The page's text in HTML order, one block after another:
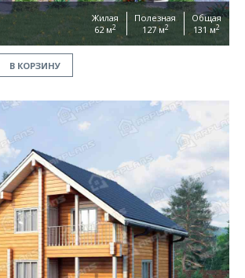
Жилая
62 м2
Полезная
127 м2
Общая
131 м2
В КОРЗИНУ